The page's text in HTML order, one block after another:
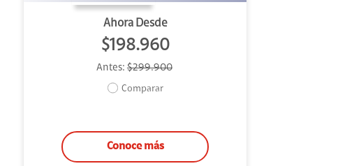
Ahora Desde
$198.960
Antes: $299.900
Comparar
Conoce más